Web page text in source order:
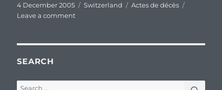
Posted
on
4 December 2005 Categories
Switzerland Tags
Actes de décès
Leave a commenton
décès
SEARCH
Search